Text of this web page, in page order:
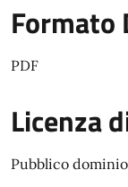
Formato
PDF
Licenza
Pubblico dominio